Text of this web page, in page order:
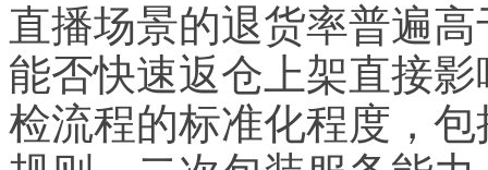
直播场景的退货率普遍
能否快速返仓上架直接
检流程的标准化程度，